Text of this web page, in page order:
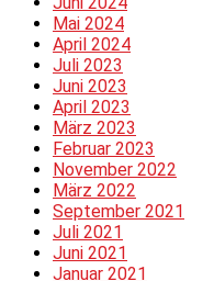
Mai 2024
April 2024
Juli 2023
Juni 2023
April 2023
März 2023
Februar 2023
November 2022
März 2022
September 2021
Juli 2021
Juni 2021
Januar 2021